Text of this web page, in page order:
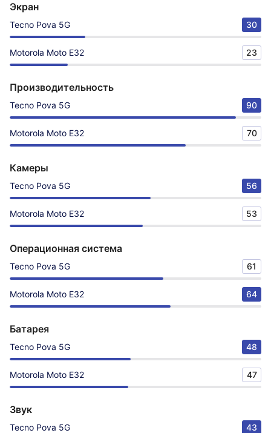
Экран
Tecno Pova 5G 30
Motorola Moto E32 23
Производительность
Tecno Pova 5G 90
Motorola Moto E32 70
Камеры
Tecno Pova 5G 56
Motorola Moto E32 53
Операционная система
Tecno Pova 5G 61
Motorola Moto E32 64
Батарея
Tecno Pova 5G 48
Motorola Moto E32 47
Звук
Tecno Pova 5G 43